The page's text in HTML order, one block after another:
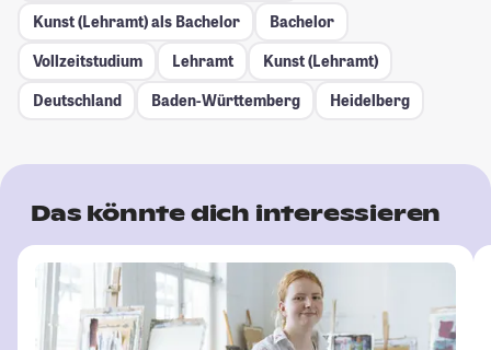
Kunst (Lehramt) als Bachelor
Bachelor
Vollzeitstudium
Lehramt
Kunst (Lehramt)
Deutschland
Baden-Württemberg Heidelberg
Das könnte dich interessieren